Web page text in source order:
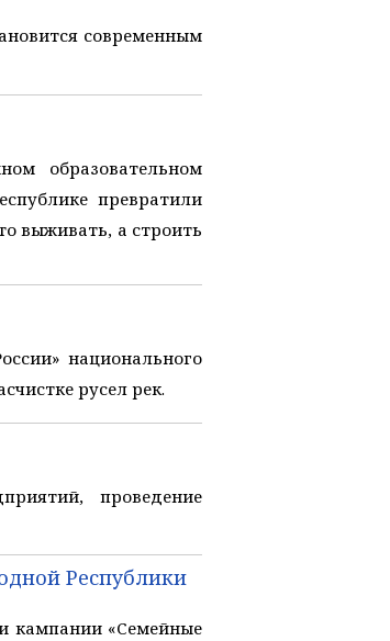
современным
образовательном
превратили
выживать, а строить
национального
русел рек.
проведение
Республики
кампании «Семейные